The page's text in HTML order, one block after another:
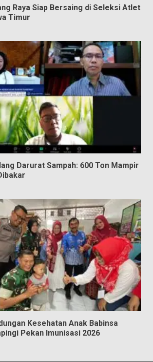
Raya Siap Bersaing di Seleksi Atlet
Timur
Darurat Sampah: 600 Ton Mampir
Kesehatan Anak Babinsa
Pekan Imunisasi 2026